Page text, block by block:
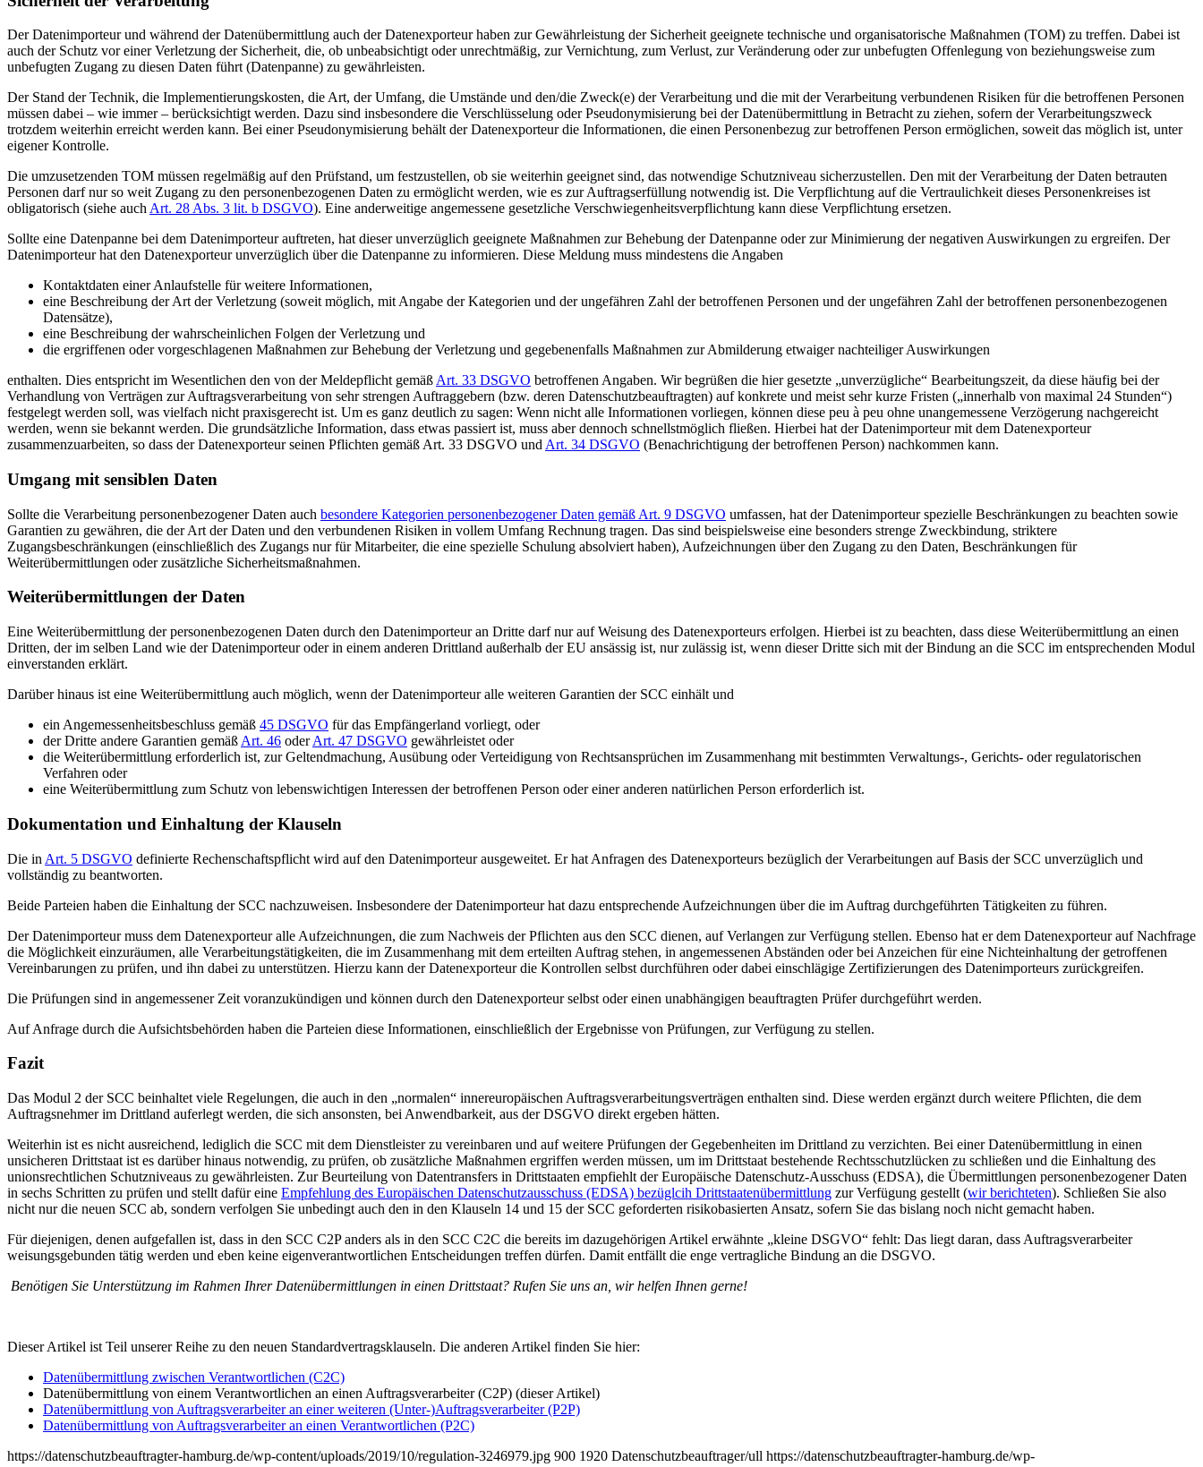
Der Datenimporteur und während der Datenübermittlung auch der Datenexporteur haben zur Gewährleistung der Sicherheit geeignete technische und organisatorische Maßnahmen (TOM) zu treffen. Dabei ist
auch der Schutz vor einer Verletzung der Sicherheit, die, ob unbeabsichtigt oder unrechtmäßig, zur Vernichtung, zum Verlust, zur Veränderung oder zur unbefugten Offenlegung von beziehungsweise zum
unbefugten Zugang zu diesen Daten führt (Datenpanne) zu gewährleisten.
Der Stand der Technik, die Implementierungskosten, die Art, der Umfang, die Umstände und den/die Zweck(e) der Verarbeitung und die mit der Verarbeitung verbundenen Risiken für die betroffenen Personen
müssen dabei – wie immer – berücksichtigt werden. Dazu sind insbesondere die Verschlüsselung oder Pseudonymisierung bei der Datenübermittlung in Betracht zu ziehen, sofern der Verarbeitungszweck
trotzdem weiterhin erreicht werden kann. Bei einer Pseudonymisierung behält der Datenexporteur die Informationen, die einen Personenbezug zur betroffenen Person ermöglichen, soweit das möglich ist, unter
eigener Kontrolle.
Die umzusetzenden TOM müssen regelmäßig auf den Prüfstand, um festzustellen, ob sie weiterhin geeignet sind, das notwendige Schutzniveau sicherzustellen. Den mit der Verarbeitung der Daten betrauten
Personen darf nur so weit Zugang zu den personenbezogenen Daten zu ermöglicht werden, wie es zur Auftragserfüllung notwendig ist. Die Verpflichtung auf die Vertraulichkeit dieses Personenkreises ist
obligatorisch (siehe auch Art. 28 Abs. 3 lit. b DSGVO). Eine anderweitige angemessene gesetzliche Verschwiegenheitsverpflichtung kann diese Verpflichtung ersetzen.
Sollte eine Datenpanne bei dem Datenimporteur auftreten, hat dieser unverzüglich geeignete Maßnahmen zur Behebung der Datenpanne oder zur Minimierung der negativen Auswirkungen zu ergreifen. Der
Datenimporteur hat den Datenexporteur unverzüglich über die Datenpanne zu informieren. Diese Meldung muss mindestens die Angaben
Kontaktdaten einer Anlaufstelle für weitere Informationen,
eine Beschreibung der Art der Verletzung (soweit möglich, mit Angabe der Kategorien und der ungefähren Zahl der betroffenen Personen und der ungefähren Zahl der betroffenen personenbezogenen
Datensätze),
eine Beschreibung der wahrscheinlichen Folgen der Verletzung und
die ergriffenen oder vorgeschlagenen Maßnahmen zur Behebung der Verletzung und gegebenenfalls Maßnahmen zur Abmilderung etwaiger nachteiliger Auswirkungen
enthalten. Dies entspricht im Wesentlichen den von der Meldepflicht gemäß Art. 33 DSGVO betroffenen Angaben. Wir begrüßen die hier gesetzte „unverzügliche“ Bearbeitungszeit, da diese häufig bei der
Verhandlung von Verträgen zur Auftragsverarbeitung von sehr strengen Auftraggebern (bzw. deren Datenschutzbeauftragten) auf konkrete und meist sehr kurze Fristen („innerhalb von maximal 24 Stunden“)
festgelegt werden soll, was vielfach nicht praxisgerecht ist. Um es ganz deutlich zu sagen: Wenn nicht alle Informationen vorliegen, können diese peu à peu ohne unangemessene Verzögerung nachgereicht
werden, wenn sie bekannt werden. Die grundsätzliche Information, dass etwas passiert ist, muss aber dennoch schnellstmöglich fließen. Hierbei hat der Datenimporteur mit dem Datenexporteur
zusammenzuarbeiten, so dass der Datenexporteur seinen Pflichten gemäß Art. 33 DSGVO und Art. 34 DSGVO (Benachrichtigung der betroffenen Person) nachkommen kann.
Umgang mit sensiblen Daten
Sollte die Verarbeitung personenbezogener Daten auch besondere Kategorien personenbezogener Daten gemäß Art. 9 DSGVO umfassen, hat der Datenimporteur spezielle Beschränkungen zu beachten sowie
Garantien zu gewähren, die der Art der Daten und den verbundenen Risiken in vollem Umfang Rechnung tragen. Das sind beispielsweise eine besonders strenge Zweckbindung, striktere
Zugangsbeschränkungen (einschließlich des Zugangs nur für Mitarbeiter, die eine spezielle Schulung absolviert haben), Aufzeichnungen über den Zugang zu den Daten, Beschränkungen für
Weiterübermittlungen oder zusätzliche Sicherheitsmaßnahmen.
Weiterübermittlungen der Daten
Eine Weiterübermittlung der personenbezogenen Daten durch den Datenimporteur an Dritte darf nur auf Weisung des Datenexporteurs erfolgen. Hierbei ist zu beachten, dass diese Weiterübermittlung an einen
Dritten, der im selben Land wie der Datenimporteur oder in einem anderen Drittland außerhalb der EU ansässig ist, nur zulässig ist, wenn dieser Dritte sich mit der Bindung an die SCC im entsprechenden Modul
einverstanden erklärt.
Darüber hinaus ist eine Weiterübermittlung auch möglich, wenn der Datenimporteur alle weiteren Garantien der SCC einhält und
ein Angemessenheitsbeschluss gemäß 45 DSGVO für das Empfängerland vorliegt, oder
der Dritte andere Garantien gemäß Art. 46 oderArt. 47 DSGVO gewährleistet oder
die Weiterübermittlung erforderlich ist, zur Geltendmachung, Ausübung oder Verteidigung von Rechtsansprüchen im Zusammenhang mit bestimmten Verwaltungs-, Gerichts- oder regulatorischen
Verfahren oder
eine Weiterübermittlung zum Schutz von lebenswichtigen Interessen der betroffenen Person oder einer anderen natürlichen Person erforderlich ist.
Dokumentation und Einhaltung der Klauseln
Die in Art. 5 DSGVO definierte Rechenschaftspflicht wird auf den Datenimporteur ausgeweitet. Er hat Anfragen des Datenexporteurs bezüglich der Verarbeitungen auf Basis der SCC unverzüglich und
vollständig zu beantworten.
Beide Parteien haben die Einhaltung der SCC nachzuweisen. Insbesondere der Datenimporteur hat dazu entsprechende Aufzeichnungen über die im Auftrag durchgeführten Tätigkeiten zu führen.
Der Datenimporteur muss dem Datenexporteur alle Aufzeichnungen, die zum Nachweis der Pflichten aus den SCC dienen, auf Verlangen zur Verfügung stellen. Ebenso hat er dem Datenexporteur auf Nachfrage
die Möglichkeit einzuräumen, alle Verarbeitungstätigkeiten, die im Zusammenhang mit dem erteilten Auftrag stehen, in angemessenen Abständen oder bei Anzeichen für eine Nichteinhaltung der getroffenen
Vereinbarungen zu prüfen, und ihn dabei zu unterstützen. Hierzu kann der Datenexporteur die Kontrollen selbst durchführen oder dabei einschlägige Zertifizierungen des Datenimporteurs zurückgreifen.
Die Prüfungen sind in angemessener Zeit voranzukündigen und können durch den Datenexporteur selbst oder einen unabhängigen beauftragten Prüfer durchgeführt werden.
Auf Anfrage durch die Aufsichtsbehörden haben die Parteien diese Informationen, einschließlich der Ergebnisse von Prüfungen, zur Verfügung zu stellen.
Fazit
Das Modul 2 der SCC beinhaltet viele Regelungen, die auch in den „normalen“ innereuropäischen Auftragsverarbeitungsverträgen enthalten sind. Diese werden ergänzt durch weitere Pflichten, die dem
Auftragsnehmer im Drittland auferlegt werden, die sich ansonsten, bei Anwendbarkeit, aus der DSGVO direkt ergeben hätten.
Weiterhin ist es nicht ausreichend, lediglich die SCC mit dem Dienstleister zu vereinbaren und auf weitere Prüfungen der Gegebenheiten im Drittland zu verzichten. Bei einer Datenübermittlung in einen
unsicheren Drittstaat ist es darüber hinaus notwendig, zu prüfen, ob zusätzliche Maßnahmen ergriffen werden müssen, um im Drittstaat bestehende Rechtsschutzlücken zu schließen und die Einhaltung des
unionsrechtlichen Schutzniveaus zu gewährleisten. Zur Beurteilung von Datentransfers in Drittstaaten empfiehlt der Europäische Datenschutz-Ausschuss (EDSA), die Übermittlungen personenbezogener Daten
in sechs Schritten zu prüfen und stellt dafür eine Empfehlung des Europäischen Datenschutzausschuss (EDSA) bezüglcih Drittstaatenübermittlung zur Verfügung gestellt (wir berichteten). Schließen Sie also
nicht nur die neuen SCC ab, sondern verfolgen Sie unbedingt auch den in den Klauseln 14 und 15 der SCC geforderten risikobasierten Ansatz, sofern Sie das bislang noch nicht gemacht haben.
Für diejenigen, denen aufgefallen ist, dass in den SCC C2P anders als in den SCC C2C die bereits im dazugehörigen Artikel erwähnte „kleine DSGVO“ fehlt: Das liegt daran, dass Auftragsverarbeiter
weisungsgebunden tätig werden und eben keine eigenverantwortlichen Entscheidungen treffen dürfen. Damit entfällt die enge vertragliche Bindung an die DSGVO.
Benötigen Sie Unterstützung im Rahmen Ihrer Datenübermittlungen in einen Drittstaat? Rufen Sie uns an, wir helfen Ihnen gerne!
Dieser Artikel ist Teil unserer Reihe zu den neuen Standardvertragsklauseln. Die anderen Artikel finden Sie hier:
Datenübermittlung zwischen Verantwortlichen (C2C)
Datenübermittlung von einem Verantwortlichen an einen Auftragsverarbeiter (C2P) (dieser Artikel)
Datenübermittlung von Auftragsverarbeiter an einer weiteren (Unter-)Auftragsverarbeiter (P2P)
Datenübermittlung von Auftragsverarbeiter an einen Verantwortlichen (P2C)
https://datenschutzbeauftragter-hamburg.de/wp-content/uploads/2019/10/regulation-3246979.jpg 900 1920 Datenschutzbeauftrager/ull https://datenschutzbeauftragter-hamburg.de/wp-